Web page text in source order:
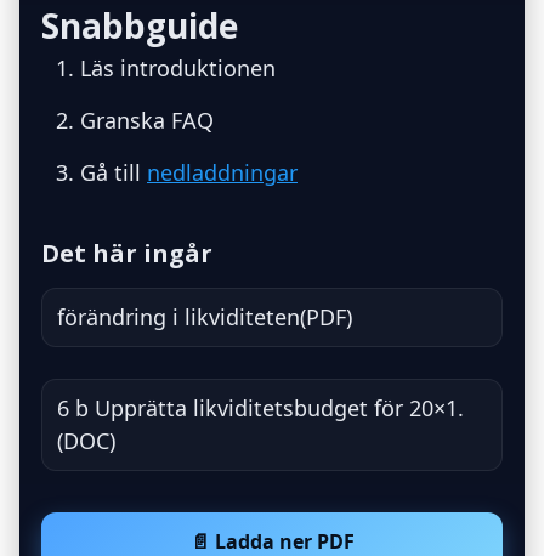
Snabbguide
Läs introduktionen
Granska FAQ
Gå till nedladdningar
Det här ingår
förändring i likviditeten(PDF)
6 b Upprätta likviditetsbudget för 20×1.
(DOC)
📄 Ladda ner PDF